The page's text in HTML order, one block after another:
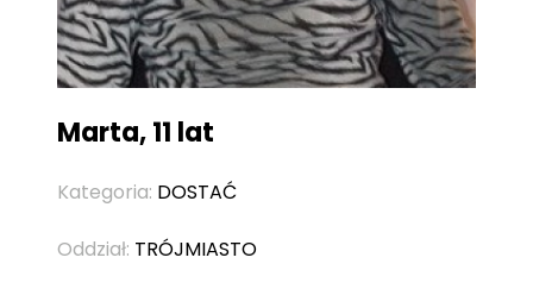
Marta, 11 lat
Kategoria: DOSTAĆ
Oddział: TRÓJMIASTO